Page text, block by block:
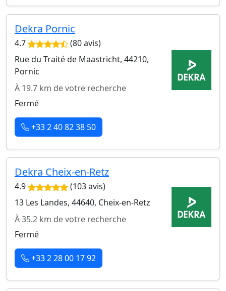
Dekra Pornic
4.7
(80 avis)
Rue du Traité de Maastricht, 44210,
Pornic
À 19.7 km de votre recherche
Fermé
+33 2 40 82 38 50
Dekra Cheix-en-Retz
4.9
(103 avis)
13 Les Landes, 44640, Cheix-en-Retz
À 35.2 km de votre recherche
Fermé
+33 2 28 00 17 92